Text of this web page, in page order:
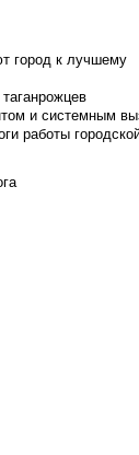
город к лучшему
и системным
работы